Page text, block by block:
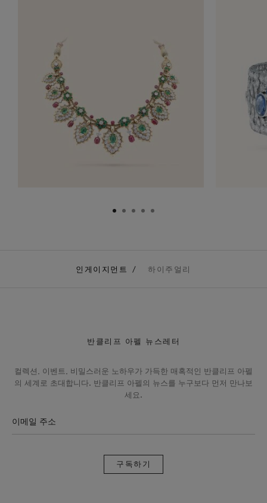
인게이지먼트 하이주얼리
반클리프 아펠 뉴스레터
컬렉션, 이벤트, 비밀스러운 노하우가 가득한 매혹적인 반클리프 아펠
의 세계로 초대합니다. 반클리프 아펠의 뉴스를 누구보다 먼저 만나보
세요.
이메일 주소
독